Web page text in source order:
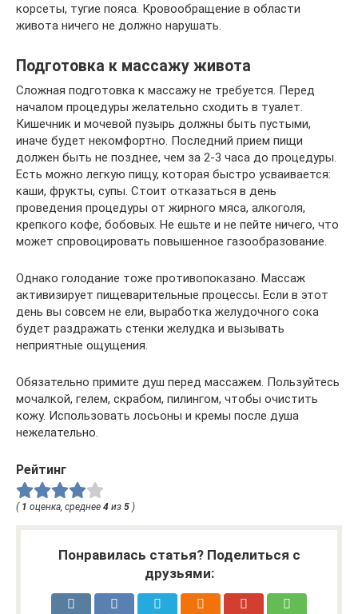
корсеты, тугие пояса. Кровообращение в области
живота ничего не должно нарушать.
Подготовка к массажу живота
Сложная подготовка к массажу не требуется. Перед
началом процедуры желательно сходить в туалет.
Кишечник и мочевой пузырь должны быть пустыми,
иначе будет некомфортно. Последний прием пищи
должен быть не позднее, чем за 2-3 часа до процедуры.
Есть можно легкую пищу, которая быстро усваивается:
каши, фрукты, супы. Стоит отказаться в день
проведения процедуры от жирного мяса, алкоголя,
крепкого кофе, бобовых. Не ешьте и не пейте ничего, что
может спровоцировать повышенное газообразование.
Однако голодание тоже противопоказано. Массаж
активизирует пищеварительные процессы. Если в этот
день вы совсем не ели, выработка желудочного сока
будет раздражать стенки желудка и вызывать
неприятные ощущения.
Обязательно примите душ перед массажем. Пользуйтесь
мочалкой, гелем, скрабом, пилингом, чтобы очистить
кожу. Использовать лосьоны и кремы после душа
нежелательно.
Рейтинг
( 1 оценка, среднее 4 из 5 )
Понравилась статья? Поделиться с
друзьями: